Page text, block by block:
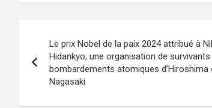
de
l’article
Le prix Nobel de la paix 2024 attribué à
Hidankyo, une organisation de survivants
bombardements atomiques d’Hiroshima
Nagasaki